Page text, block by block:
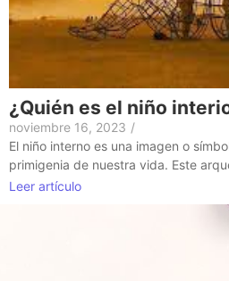
¿Quién es el niño
noviembre 16, 2023 /
El niño interno es una imagen o
primigenia de nuestra vida. Este
Leer artículo